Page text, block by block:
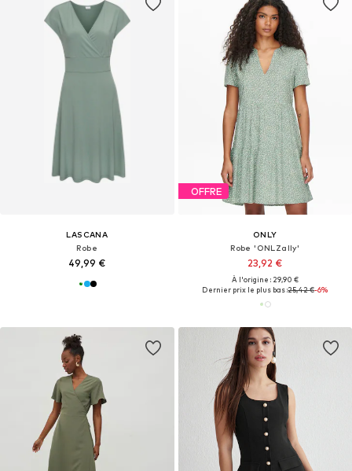
LASCANA
Robe
49,99 €
OFFRE
ONLY
Robe 'ONLZally'
23,92 €
À l'origine : 29,90 €
Dernier prix le plus bas :25,42 €-6%